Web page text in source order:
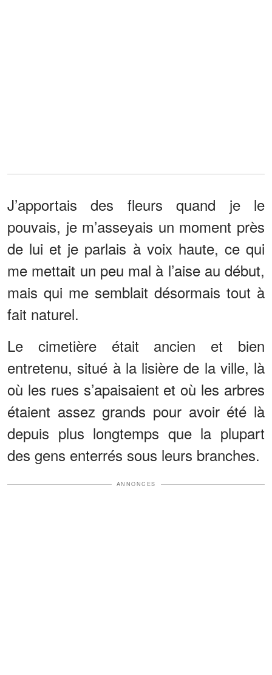
J’apportais des fleurs quand je le
pouvais, je m’asseyais un moment près
de lui et je parlais à voix haute, ce qui
me mettait un peu mal à l’aise au début,
mais qui me semblait désormais tout à
fait naturel.
Le cimetière était ancien et bien
entretenu, situé à la lisière de la ville, là
où les rues s’apaisaient et où les arbres
étaient assez grands pour avoir été là
depuis plus longtemps que la plupart
des gens enterrés sous leurs branches.
ANNONCES